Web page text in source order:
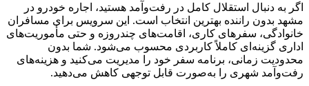
اگر به دنبال استقلال کامل در رفت‌وآمد هستید، اجاره خودرو در
مشهد بدون راننده بهترین انتخاب است. این سرویس برای مسافران
خانوادگی، سفرهای کاری، اقامت‌های چندروزه و حتی مأموریت‌های
اداری گزینه‌ای کاملاً کاربردی محسوب می‌شود. شما بدون
محدودیت زمانی، برنامه سفر خود را مدیریت می‌کنید و هزینه‌های
رفت‌وآمد شهری را به‌صورت قابل توجهی کاهش می‌دهید.